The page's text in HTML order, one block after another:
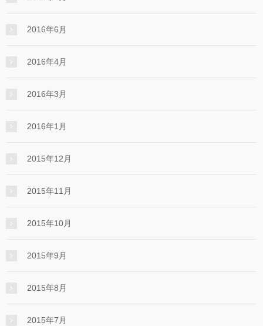
2016年6月
2016年4月
2016年3月
2016年1月
2015年12月
2015年11月
2015年10月
2015年9月
2015年8月
2015年7月